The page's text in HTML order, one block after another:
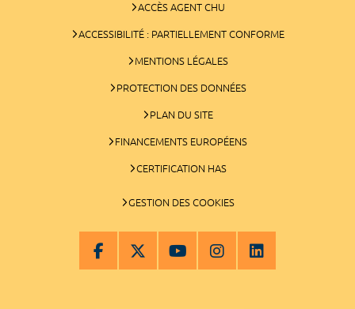
ACCÈS AGENT CHU
ACCESSIBILITÉ : PARTIELLEMENT CONFORME
MENTIONS LÉGALES
PROTECTION DES DONNÉES
PLAN DU SITE
FINANCEMENTS EUROPÉENS
CERTIFICATION HAS
GESTION DES COOKIES